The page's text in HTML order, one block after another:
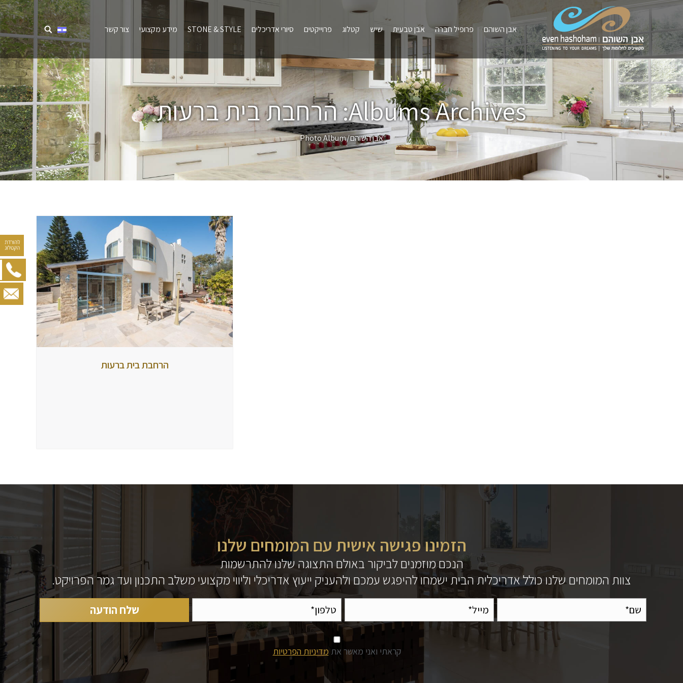
אבן השוהם פרופיל חברה אבן טבעית שיש קטלוג פרוייקטים סיורי אדריכלים STONE & STYLE מידע מקצועי צור קשר
Albums Archives: הרחבת בית ברעות
מיקומך כאן אבן השוהם Photo Album
הרחבת בית ברעות
הזמינו פגישה אישית עם המומחים שלנו
הנכם מוזמנים לביקור באולם התצוגה שלנו להתרשמות
צוות המומחים שלנו כולל אדריכלית הבית ישמחו להיפגש עמכם ולהעניק ייעוץ אדריכלי וליווי מקצועי משלב התכנון ועד גמר הפרויקט.
קראתי ואני מאשר את מדיניות הפרטיות